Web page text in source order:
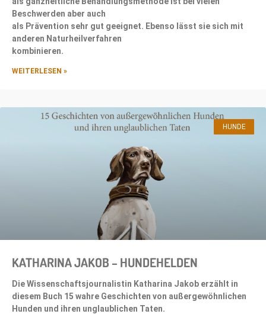
Beschwerden aber auch
als Prävention sehr gut geeignet. Ebenso lässt sie sich mit
anderen Naturheilverfahren
kombinieren.
WEITERLESEN »
HUNDE
KATHARINA JAKOB – HUNDEHELDEN
Die Wissenschaftsjournalistin Katharina Jakob erzählt in
diesem Buch 15 wahre Geschichten von außergewöhnlichen
Hunden und ihren unglaublichen Taten.